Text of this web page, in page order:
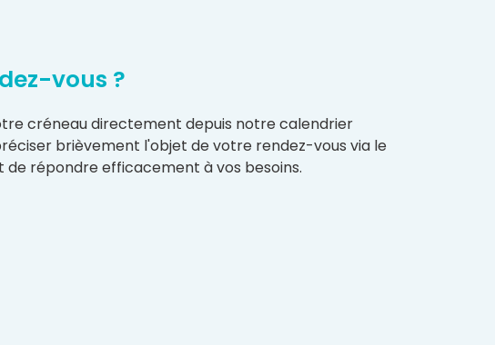
vous ?
créneau directement depuis notre calendrier
brièvement l'objet de votre rendez-vous via le
répondre efficacement à vos besoins.